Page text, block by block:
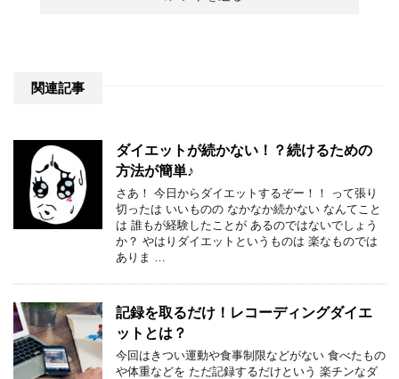
関連記事
ダイエットが続かない！？続けるための
方法が簡単♪
さあ！ 今日からダイエットするぞー！！ って張り
切ったは いいものの なかなか続かない なんてこと
は 誰もが経験したことが あるのではないでしょう
か？ やはりダイエットというものは 楽なものでは
ありま …
記録を取るだけ！レコーディングダイエ
ットとは？
今回はきつい運動や食事制限などがない 食べたもの
や体重などを ただ記録するだけという 楽チンなダ